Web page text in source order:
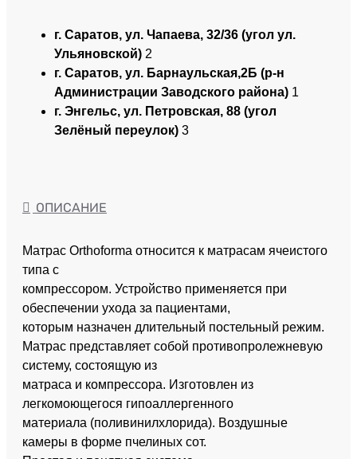
г. Саратов, ул. Чапаева, 32/36 (угол ул.
Ульяновской) 2
г. Саратов, ул. Барнаульская,2Б (р-н
Администрации Заводского района) 1
г. Энгельс, ул. Петровская, 88 (угол
Зелёный переулок) 3
ОПИСАНИЕ
Матрас Orthoforma относится к матрасам ячеистого
типа с
компрессором. Устройство применяется при
обеспечении ухода за пациентами,
которым назначен длительный постельный режим.
Матрас представляет собой противопролежневую
систему, состоящую из
матраса и компрессора. Изготовлен из
легкомоющегося гипоаллергенного
материала (поливинилхлорида). Воздушные
камеры в форме пчелиных сот.